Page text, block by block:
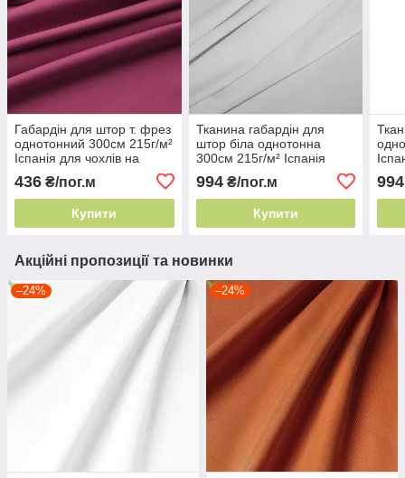
Габардін для штор т. фрез
однотонний 300см 215г/м²
Іспанія для чохлів на
436 ₴/пог.м
Купити
Тканина габардін для
штор біла однотонна
300см 215г/м² Іспанія
994₴/пог.м
Купити
994
Акційні пропозиції та новинки
–24% –24%